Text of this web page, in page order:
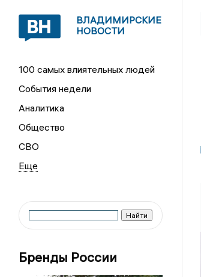
ВЛАДИМИРСКИЕ
НОВОСТИ
100 самых влиятельных людей
События недели
Аналитика
Общество
СВО
Бренды России